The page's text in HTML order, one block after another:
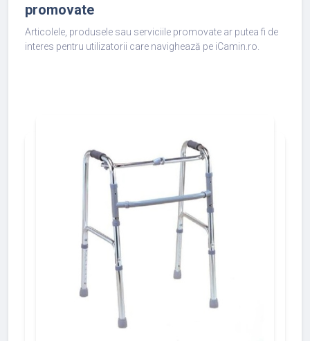
promovate
Articolele, produsele sau serviciile promovate ar putea fi de
interes pentru utilizatorii care navighează pe iCamin.ro.